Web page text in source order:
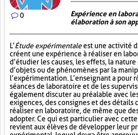
0
Expérience en
élaboration à son
L’Étude expérimentaleest une activité
créent une expérience à réaliser en
d’étudier les causes, les effets, la
d’objets ou de phénomènes par la
l’expérimentation. L’enseignant a pour
séances de laboratoire et de les
également discuter au préalable avec
exigences, des consignes et des détails
réaliser en laboratoire, de même que
adopter. Ce qui est particulier avec
revient aux élèves de développer leur